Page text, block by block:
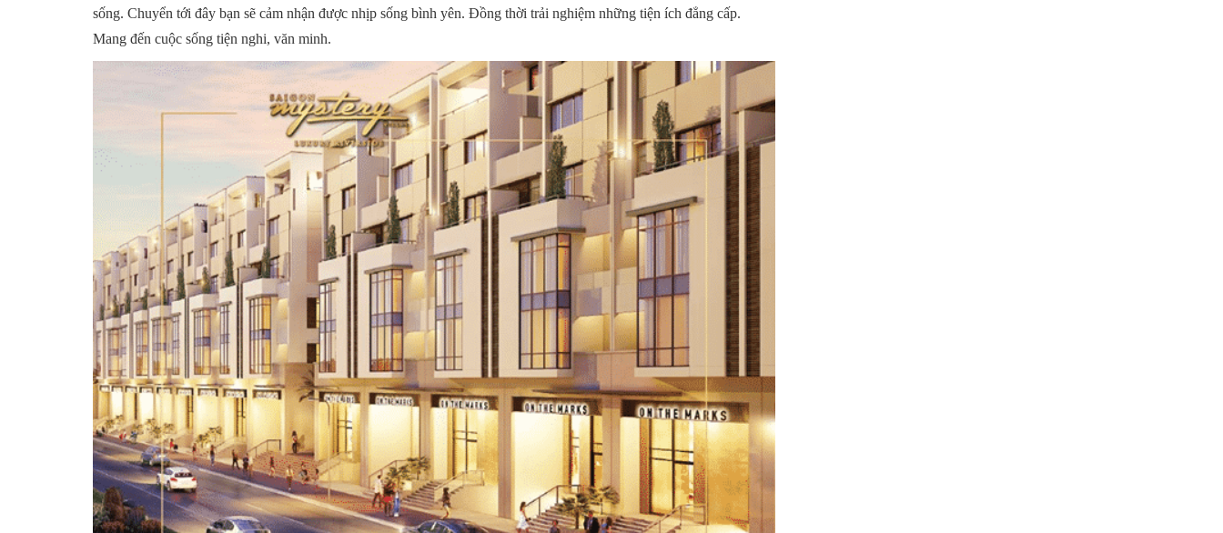
sống. Chuyển tới đây bạn sẽ cảm nhận được nhịp sống bình yên. Đồng thời trải nghiệm những tiện ích đẳng cấp.
Mang đến cuộc sống tiện nghi, văn minh.